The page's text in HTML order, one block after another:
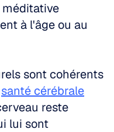
méditative
à l'âge ou au
sont cohérents
santé cérébrale
reste
lui sont